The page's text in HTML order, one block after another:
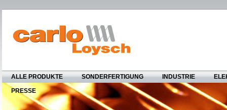
ALLE PRODUKTE SONDERFERTIGUNG INDUSTRIE
PRESSE